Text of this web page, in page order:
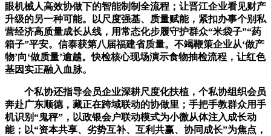
眼机械人高效协做下的智能制制全流程；让晋江企业看见财产
升级的另一种可能。以尺度强基、质量赋能，紧扣办事个别私
营经济高质量成长从线，用常态化步履守护群众“米袋子”“药
箱子”平安。信泰获第八届福建省质量。不竭鞭策企业从‘做产
物’向‘做质量’逾越。快检核心现场演示食物抽检流程，让红色
基因实正融入血脉。
个私协还指导会员企业深耕尺度化扶植，个私协组织会员
奔赴广东顺德，藏正在跨域联动的协做里；手把手教群众用手
机识别“鬼秤”，以政银会户联动模式为小微从体注入成长动
能；以“资本共享、劣势互补、互利共赢、协同成长”为焦点，